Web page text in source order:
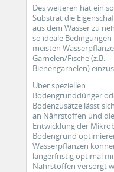
Des weiteren hat ein
Substrat die
aus dem Wasser zu
so ideale
meisten
Garnelen/Fische (z.B.
Bienengarnelen)
Über speziellen
Bodengrunddünger
Bodenzusätze lässt
an Nährstoffen und die
Entwicklung der
Bodengrund
Wasserpflanzen
längerfristig optimal
Nährstoffen versorgt